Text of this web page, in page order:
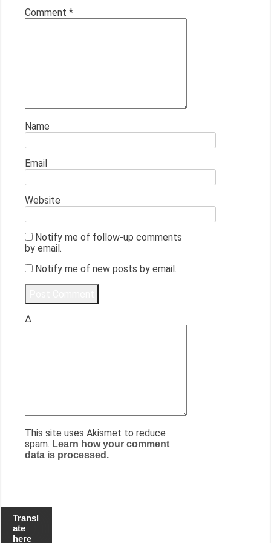
Comment *
Name
Email
Website
Notify me of follow-up comments
by email.
Notify me of new posts by email.
Δ
This site uses Akismet to reduce
spam. Learn how your comment
data is processed.
Transl
ate
here